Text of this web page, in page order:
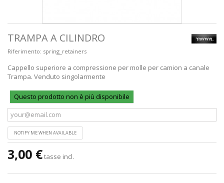
TRAMPA A CILINDRO
Riferimento: spring_retainers
Cappello superiore a compressione per molle per camion a canale
Trampa. Venduto singolarmente
Questo prodotto non è più disponibile
NOTIFY ME WHEN AVAILABLE
3,00 €tasse incl.